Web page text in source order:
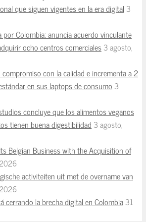
que siguen vigentes en la era digital 3
por Colombia: anuncia acuerdo vinculante
ocho centros comerciales3 agosto,
compromiso con la calidad e incrementa a 2
en sus laptops de consumo 3
concluye que los alimentos veganos
tienen buena digestibilidad 3 agosto,
Belgian Business with the Acquisition of
activiteiten uit met de overname van
cerrando la brecha digital en Colombia31